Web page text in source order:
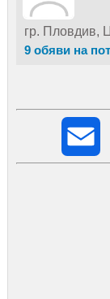
гр. Пловдив,
9 обяви на